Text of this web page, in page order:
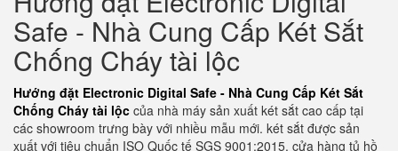
Safe - Nhà Cung Cấp Két Sắt
Chống Cháy tài lộc
Hướng đặt Electronic Digital Safe - Nhà Cung Cấp Két Sắt
Chống Cháy tài lộc của nhà máy sản xuất két sắt cao cấp tại
các showroom trưng bày với nhiều mẫu mới. két sắt được sản
xuất với tiêu chuẩn ISO Quốc tế SGS 9001:2015. cửa hàng tủ hồ